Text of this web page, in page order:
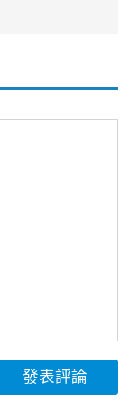
發表評論